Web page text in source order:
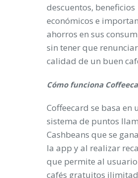
descuentos, beneficios
económicos e
ahorros en sus
sin tener que
calidad de un buen
Cómo funciona
Coffeecard se basa en
sistema de puntos
Cashbeans que se
la app y al realizar
que permite al
cafés gratuitos